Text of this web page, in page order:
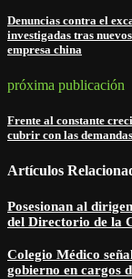
Denuncias contra el
investigadas tras
empresa china
próxima publicación
Frente al constante
cubrir con las
Artículos
Posesionan al
del Directorio de la
Colegio Médico
gobierno en cargos